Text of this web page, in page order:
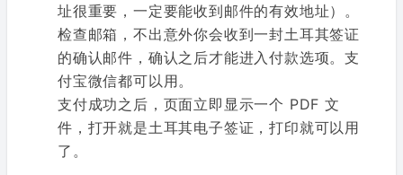
址很重要，一定要能收到邮件的有效地址）。
检查邮箱，不出意外你会收到一封土耳其签证
的确认邮件，确认之后才能进入付款选项。支
付宝微信都可以用。
支付成功之后，页面立即显示一个 PDF 文
件，打开就是土耳其电子签证，打印就可以用
了。